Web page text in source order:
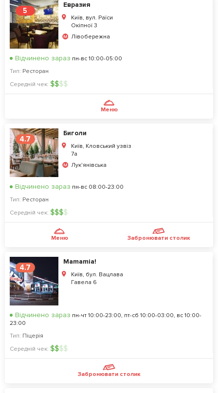
5
Евразия
Київ, вул. Раїси
Окіпної 3
Лівобережна
Відчинено зараз пн-вс 10:00-05:00
Тип: Ресторан
Середній чек: $$$$
Меню
4.7
Биголи
Київ, Кловський узвіз
7а
Лук'янівська
Відчинено зараз пн-вс 08:00-23:00
Тип: Ресторан
Середній чек: $$$$
Меню Забронювати столик
4.7
Mamamia!
Київ, бул. Вацлава
Гавела 6
Відчинено зараз пн-чт 10:00-23:00, пт-сб 10:00-03:00, вс 10:00-
23:00
Тип: Піцерія
Середній чек: $$$$
Забронювати столик